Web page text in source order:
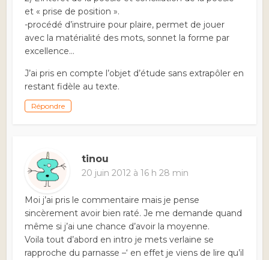
et « prise de position ».
-procédé d’instruire pour plaire, permet de jouer
avec la matérialité des mots, sonnet la forme par
excellence…
J’ai pris en compte l’objet d’étude sans extrapôler en
restant fidèle au texte.
Répondre
tinou
20 juin 2012 à 16 h 28 min
Moi j’ai pris le commentaire mais je pense
sincèrement avoir bien raté. Je me demande quand
même si j’ai une chance d’avoir la moyenne.
Voila tout d’abord en intro je mets verlaine se
rapproche du parnasse –‘ en effet je viens de lire qu’il